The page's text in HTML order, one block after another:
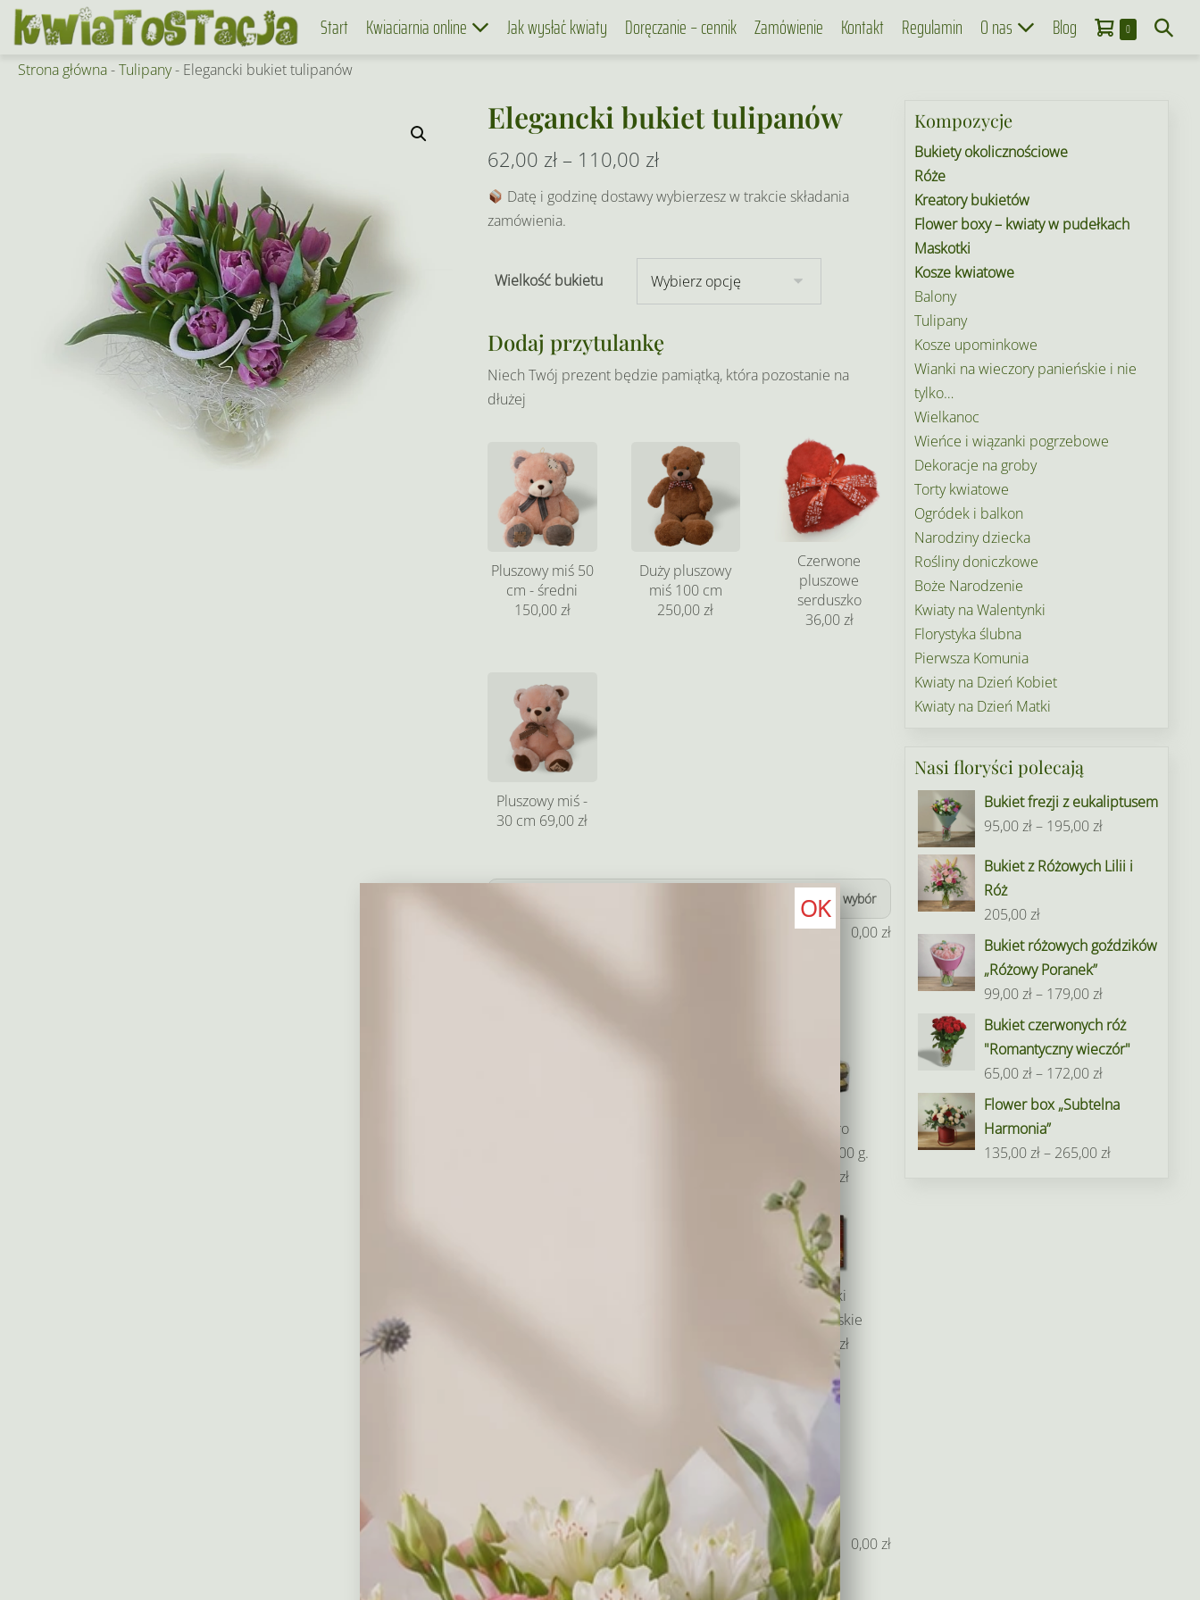
Skip
Start Kwiaciarnia online Jak wysłać kwiaty Doręczanie – cennik Zamówienie Kontakt Regulamin O nas Blog Koszyk
0Items
in
Search
Strona główna-Tulipany- Elegancki bukiet tulipanów
Elegancki bukiet tulipanów
62,00 zł – 110,00 złZakres
cen:
62,00 zł
do
Datę i godzinę dostawy wybierzesz w trakcie składania
zamówienia.
Wielkość bukietu
Dodaj przytulankę
Niech Twój prezent będzie pamiątką, która pozostanie na
dłużej
Pluszowy miś 50
cm - średni
150,00 zł
Duży pluszowy
miś 100 cm
250,00 zł
Czerwone
pluszowe
serduszko
36,00 zł
Pluszowy miś -
30 cm 69,00 zł
Wyczyść wybór
0,00zł
Dodaj prezent
Ferrero
Rocher 200 g.
49,00 zł
38,00 zł
Baryłki
wedlowskie
55,00 zł
44,00 zł
0,00zł
Balony napełniane helem
Kompozycje
Bukiety okolicznościowe
Róże
Kreatory bukietów
Flower boxy – kwiaty w pudełkach
Maskotki
Kosze kwiatowe
Balony
Tulipany
Kosze upominkowe
Wianki na wieczory panieńskie i nie
tylko…
Wielkanoc
Wieńce i wiązanki pogrzebowe
Dekoracje na groby
Torty kwiatowe
Ogródek i balkon
Narodziny dziecka
Rośliny doniczkowe
Boże Narodzenie
Kwiaty na Walentynki
Florystyka ślubna
Pierwsza Komunia
Kwiaty na Dzień Kobiet
Kwiaty na Dzień Matki
Nasi floryści polecają
Bukiet frezji z eukaliptusem
95,00zł– 195,00złZakres
od
195,00 zł
Bukiet z Różowych Lilii i
Róż
205,00zł
Bukiet różowych goździków
„Różowy Poranek”
99,00zł– 179,00złZakres
cen:
od
179,00 zł
Bukiet czerwonych róż
"Romantyczny wieczór"
65,00zł– 172,00złZakres
cen:
65,00 zł
Flower box „Subtelna
Harmonia”
135,00zł– 265,00złZakres
OK